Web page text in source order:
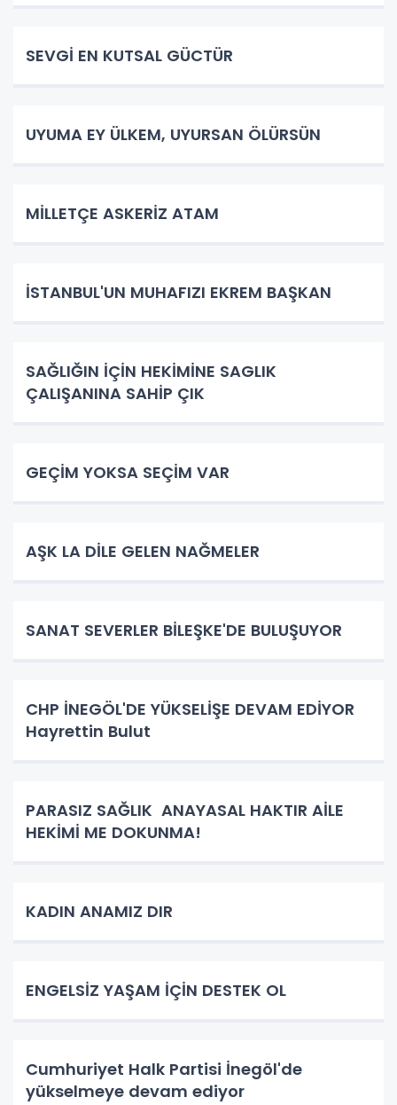
SEVGİ EN KUTSAL GÜCTÜR
UYUMA EY ÜLKEM, UYURSAN ÖLÜRSÜN
​MİLLETÇE ASKERİZ ATAM
İSTANBUL'UN MUHAFIZI EKREM BAŞKAN
SAĞLIĞIN İÇİN HEKİMİNE SAGLIK
ÇALIŞANINA SAHİP ÇIK
GEÇİM YOKSA SEÇİM VAR
AŞK LA DİLE GELEN NAĞMELER
SANAT SEVERLER BİLEŞKE'DE BULUŞUYOR
CHP İNEGÖL'DE YÜKSELİŞE DEVAM EDİYOR
Hayrettin Bulut
PARASIZ SAĞLIK ANAYASAL HAKTIR AİLE
HEKİMİ ME DOKUNMA!
KADIN ANAMIZ DIR
ENGELSİZ YAŞAM İÇİN DESTEK OL
Cumhuriyet Halk Partisi İnegöl'de
yükselmeye devam ediyor